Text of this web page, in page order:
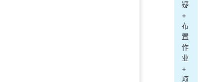
疑
+
布
置
作
业
+
项